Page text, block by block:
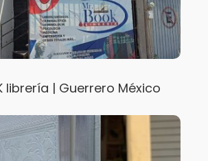
librería | Guerrero México